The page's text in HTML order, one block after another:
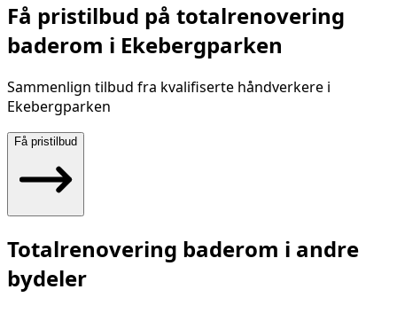
Få pristilbud på totalrenovering
baderom i Ekebergparken
Sammenlign tilbud fra kvalifiserte håndverkere i
Ekebergparken
Få pristilbud
Totalrenovering baderom i andre
bydeler